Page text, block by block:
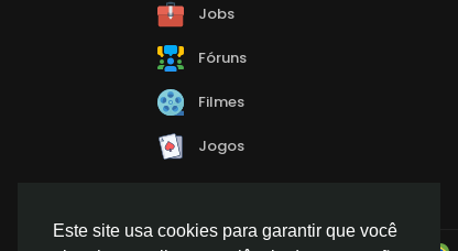
Este site usa cookies para garantir que você
Jobs
Fóruns
Filmes
Jogos